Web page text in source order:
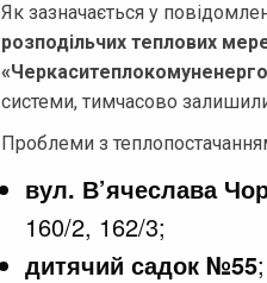
Як зазначається у
розподільчих теплових
системи, тимчасово
Проблеми з
вул. В’ячеслава
160/2, 162/3;
дитячий садок №55;